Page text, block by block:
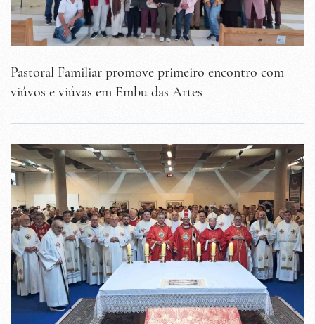
Pastoral Familiar promove primeiro encontro com
viúvos e viúvas em Embu das Artes